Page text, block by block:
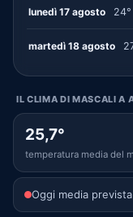
lunedì 17 agosto
martedì 18 agosto
IL CLIMA DI MASCALI A
25,7°
temperatura media del
Oggi media